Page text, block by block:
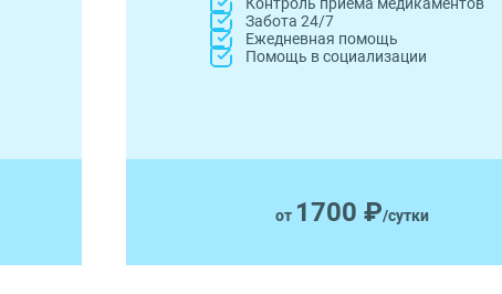
Забота 24/7
Ежедневная помощь
Помощь в социализации
от 1700 ₽/сутки